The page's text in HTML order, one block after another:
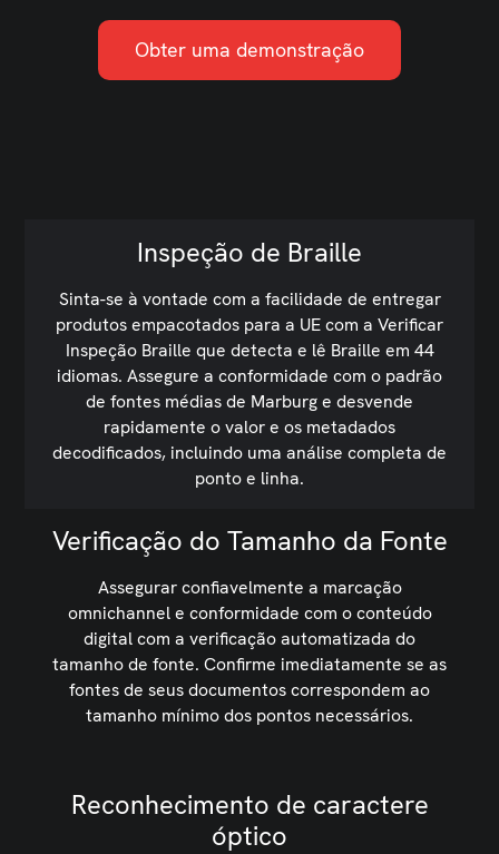
Obter uma demonstração
Inspeção de Braille
Sinta-se à vontade com a facilidade de entregar
produtos empacotados para a UE com a Verificar
Inspeção Braille que detecta e lê Braille em 44
idiomas. Assegure a conformidade com o padrão
de fontes médias de Marburg e desvende
rapidamente o valor e os metadados
decodificados, incluindo uma análise completa de
ponto e linha.
Verificação do Tamanho da Fonte
Assegurar confiavelmente a marcação
omnichannel e conformidade com o conteúdo
digital com a verificação automatizada do
tamanho de fonte. Confirme imediatamente se as
fontes de seus documentos correspondem ao
tamanho mínimo dos pontos necessários.
Reconhecimento de caractere
óptico